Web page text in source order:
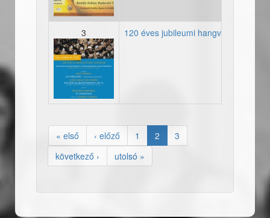
3
2016_05_13_4-plakat.jpg
120 éves jubileumi hangverseny
« első ‹ előző 1 2
3
következő ›
utolsó »